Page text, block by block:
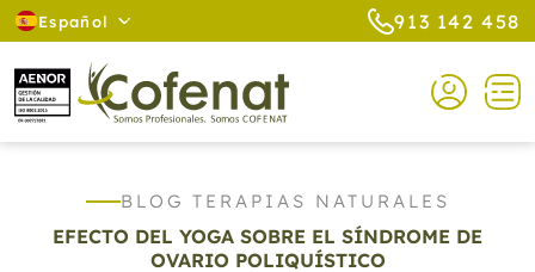
Español 913 142 458
BLOG TERAPIAS NATURALES
EFECTO DEL YOGA SOBRE EL SÍNDROME DE
OVARIO POLIQUÍSTICO